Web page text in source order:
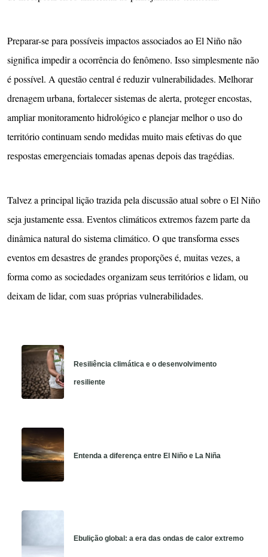
Preparar-se para possíveis impactos associados ao El Niño não
significa impedir a ocorrência do fenômeno. Isso simplesmente não
é possível. A questão central é reduzir vulnerabilidades. Melhorar
drenagem urbana, fortalecer sistemas de alerta, proteger encostas,
ampliar monitoramento hidrológico e planejar melhor o uso do
território continuam sendo medidas muito mais efetivas do que
respostas emergenciais tomadas apenas depois das tragédias.
Talvez a principal lição trazida pela discussão atual sobre o El Niño
seja justamente essa. Eventos climáticos extremos fazem parte da
dinâmica natural do sistema climático. O que transforma esses
eventos em desastres de grandes proporções é, muitas vezes, a
forma como as sociedades organizam seus territórios e lidam, ou
deixam de lidar, com suas próprias vulnerabilidades.
Resiliência climática e o desenvolvimento
resiliente
Entenda a diferença entre El Niño e La Niña
Ebulição global: a era das ondas de calor extremo